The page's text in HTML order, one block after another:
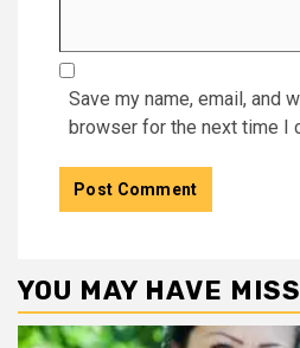
Save my name, email, and
browser for the next time I
YOU MAY HAVE